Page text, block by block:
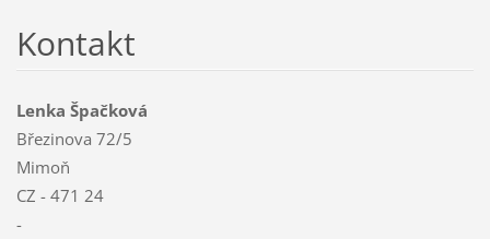
Kontakt
Lenka Špačková
Březinova 72/5
Mimoň
CZ - 471 24
-